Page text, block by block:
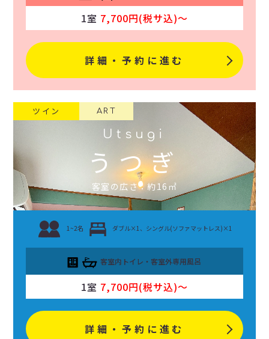
1室 7,700円(税サ込)〜
詳細・予約に進む
Utsugi
うつぎ
客室の広さ：約16㎡
1~2名 ダブル×1、シングル(ソファマットレス)×1
客室内トイレ・客室外専用風呂
1室 7,700円(税サ込)〜
詳細・予約に進む
ツイン ART